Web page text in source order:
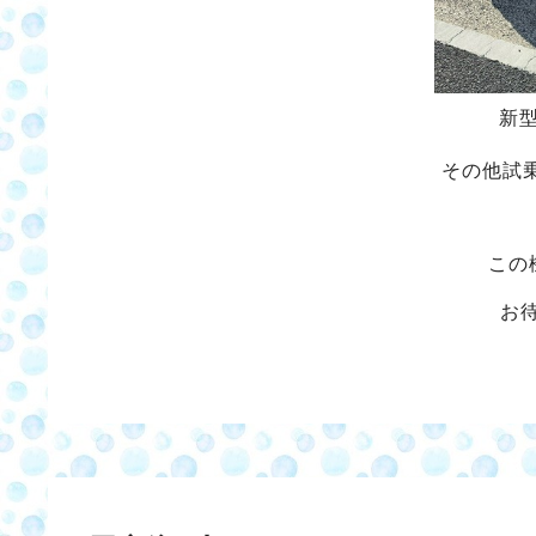
新
その他試
この
お